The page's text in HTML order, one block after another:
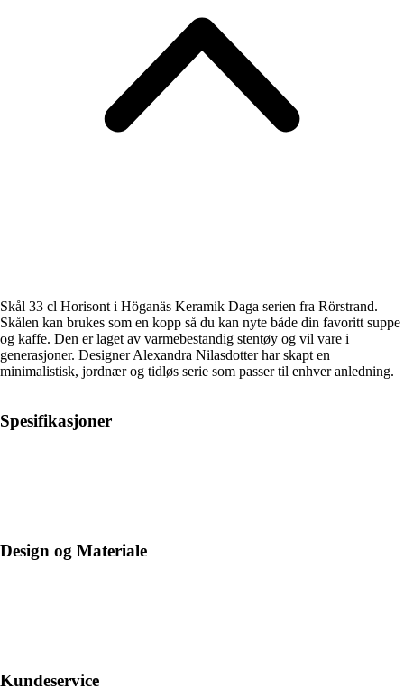
Skål 33 cl Horisont i Höganäs Keramik Daga serien fra Rörstrand.
Skålen kan brukes som en kopp så du kan nyte både din favoritt suppe
og kaffe. Den er laget av varmebestandig stentøy og vil vare i
generasjoner. Designer Alexandra Nilasdotter har skapt en
minimalistisk, jordnær og tidløs serie som passer til enhver anledning.
Spesifikasjoner
Design og Materiale
Kundeservice